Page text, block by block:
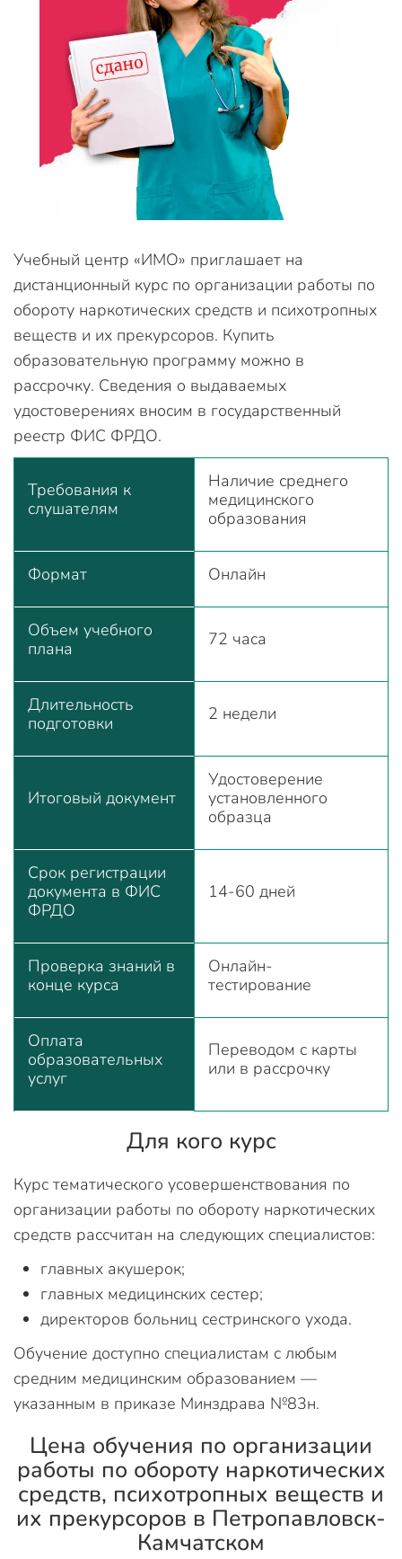
Учебный центр «ИМО» приглашает на
дистанционный курс по организации работы по
обороту наркотических средств и психотропных
веществ и их прекурсоров. Купить
образовательную программу можно в
рассрочку. Сведения о выдаваемых
удостоверениях вносим в государственный
реестр ФИС ФРДО.
Требования к
слушателям
Наличие среднего
медицинского
образования
Формат Онлайн
Объем учебного
плана
72 часа
Длительность
подготовки
2 недели
Итоговый документ
Удостоверение
установленного
образца
Срок регистрации
документа в ФИС
ФРДО
14-60 дней
Проверка знаний в
конце курса
Онлайн-
тестирование
Оплата
образовательных
услуг
Переводом с карты
или в рассрочку
Для кого курс
Курс тематического усовершенствования по
организации работы по обороту наркотических
средств рассчитан на следующих специалистов:
главных акушерок;
главных медицинских сестер;
директоров больниц сестринского ухода.
Обучение доступно специалистам с любым
средним медицинским образованием —
указанным в приказе Минздрава №83н.
Цена обучения по организации
работы по обороту наркотических
средств, психотропных веществ и
их прекурсоров в Петропавловск-
Камчатском